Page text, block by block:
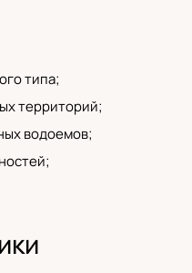
типа;
территорий;
водоемов;